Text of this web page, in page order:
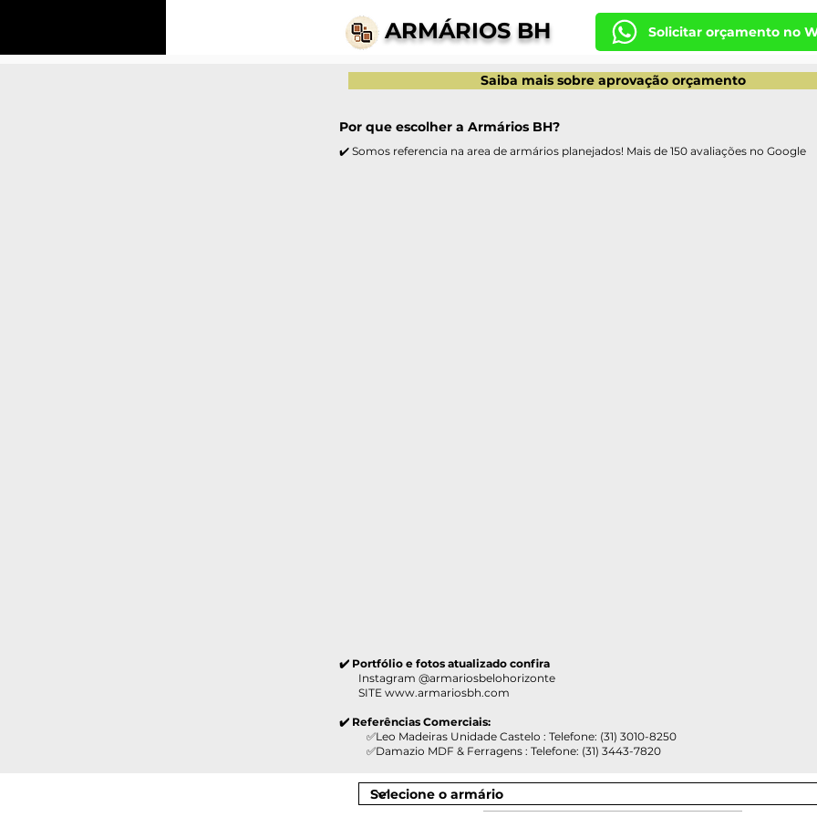
ARMÁRIOS BH Solicitar orçamento no
Saiba mais sobre aprovação orçamento
Por que escolher a Armários BH?
✔️ Somos referencia na area de armários planejados! Mais de 150 avaliações no Google
✔️ Portfólio e fotos atualizado confira
Instagram @armariosbelohorizonte
SITE www.armariosbh.com
✔️ Referências Comerciais:
✅Leo Madeiras Unidade Castelo : Telefone: (31) 3010-8250
✅Damazio MDF & Ferragens : Telefone: (31) 3443-7820